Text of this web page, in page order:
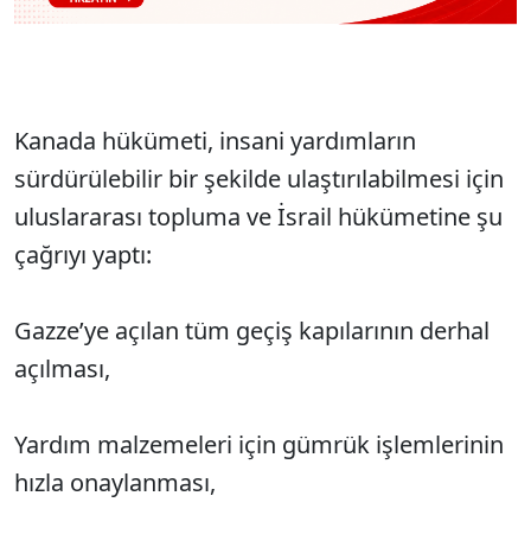
Kanada hükümeti, insani yardımların
sürdürülebilir bir şekilde ulaştırılabilmesi için
uluslararası topluma ve İsrail hükümetine şu
çağrıyı yaptı:
Gazze’ye açılan tüm geçiş kapılarının derhal
açılması,
Yardım malzemeleri için gümrük işlemlerinin
hızla onaylanması,